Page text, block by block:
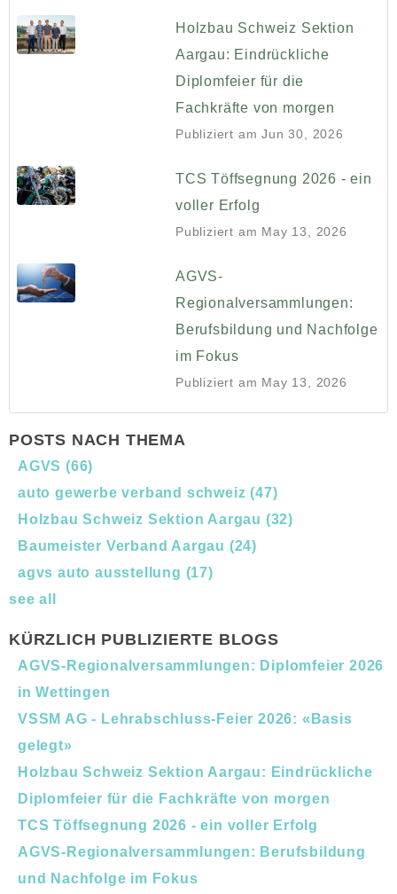
Holzbau Schweiz Sektion
Aargau: Eindrückliche
Diplomfeier für die
Fachkräfte von morgen
Publiziert am Jun 30, 2026
TCS Töffsegnung 2026 - ein
voller Erfolg
Publiziert am May 13, 2026
AGVS-
Regionalversammlungen:
Berufsbildung und Nachfolge
im Fokus
Publiziert am May 13, 2026
POSTS NACH THEMA
AGVS (66)
auto gewerbe verband schweiz(47)
Holzbau Schweiz Sektion Aargau (32)
Baumeister Verband Aargau (24)
agvs auto ausstellung (17)
see all
KÜRZLICH PUBLIZIERTE BLOGS
AGVS-Regionalversammlungen: Diplomfeier 2026
in Wettingen
VSSM AG - Lehrabschluss-Feier 2026: «Basis
gelegt»
Holzbau Schweiz Sektion Aargau: Eindrückliche
Diplomfeier für die Fachkräfte von morgen
TCS Töffsegnung 2026 - ein voller Erfolg
AGVS-Regionalversammlungen: Berufsbildung
und Nachfolge im Fokus